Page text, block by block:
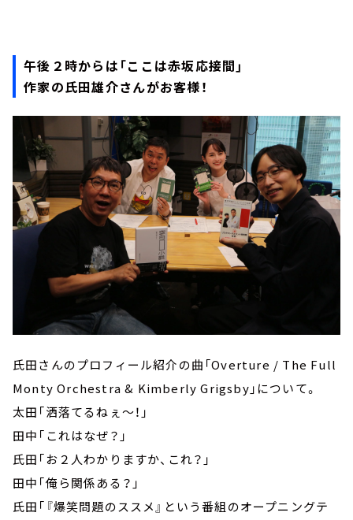
午後２時からは「ここは赤坂応接間」
作家の氏田雄介さんがお客様！
氏田さんのプロフィール紹介の曲「Overture / The Full
Monty Orchestra & Kimberly Grigsby」について。
太田「洒落てるねぇ～！」
田中「これはなぜ？」
氏田「お２人わかりますか、これ？」
田中「俺ら関係ある？」
氏田「『爆笑問題のススメ』という番組のオープニングテ